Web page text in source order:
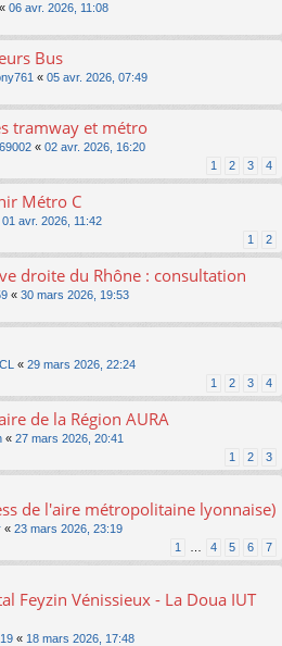
« 06 avr. 2026, 11:08
Bus
« 05 avr. 2026, 07:49
tramway et métro
« 02 avr. 2026, 16:20
1 2 3 4
Métro C
01 avr. 2026, 11:42
1 2
droite du Rhône : consultation
« 30 mars 2026, 19:53
« 29 mars 2026, 22:24
1 2 3 4
de la Région AURA
« 27 mars 2026, 20:41
1 2 3
de l'aire métropolitaine lyonnaise)
« 23 mars 2026, 23:19
1 4 5 6 7
Feyzin Vénissieux - La Doua IUT
« 18 mars 2026, 17:48